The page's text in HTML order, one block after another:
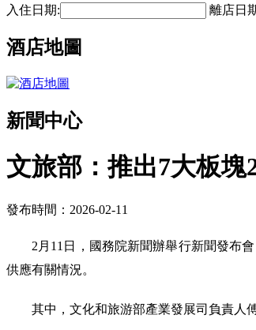
入住日期:
離店日
酒店地圖
新聞中心
文旅部：推出7大板塊
發布時間：2026-02-11
2月11日，國務院新聞辦舉行新聞發布
供應有關情況。
其中，文化和旅游部產業發展司負責人